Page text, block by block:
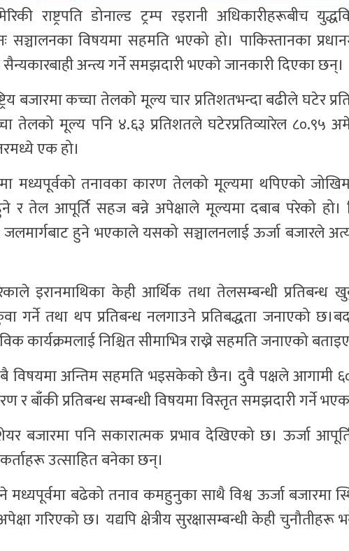
राष्ट्रपति डोनाल्ड ट्रम्प रइरानी अधिकारीहरूबीच
सञ्चालनका विषयमा सहमति भएको हो। पाकिस्तानका
अन्त्य गर्ने समझदारी भएको जानकारी दिएका छन्।
बजारमा कच्चा तेलको मूल्य चार प्रतिशतभन्दा बढीले घटेर
मूल्य पनि ४.६३ प्रतिशतले घटेरप्रतिव्यारेल ८०.९५
एक हो।
मध्यपूर्वको तनावका कारण तेलको मूल्यमा थपिएको
र तेल आपूर्ति सहज बन्ने अपेक्षाले मूल्यमा दबाब परेको हो।
जलमार्गबाट हुने भएकाले यसको सञ्चालनलाई ऊर्जा बजारले
इरानमाथिका केही आर्थिक तथा तेलसम्बन्धी प्रतिबन्ध
गर्ने तथा थप प्रतिबन्ध नलगाउने प्रतिबद्धता जनाएको
निश्चित सीमाभित्र राख्ने सहमति जनाएको
विषयमा अन्तिम सहमति भइसकेको छैन। दुवै पक्षले आगामी
र बाँकी प्रतिबन्ध सम्बन्धी विषयमा विस्तृत समझदारी गर्ने
बजारमा पनि सकारात्मक प्रभाव देखिएको छ। ऊर्जा
उत्साहित बनेका छन्।
मध्यपूर्वमा बढेको तनाव कमहुनुका साथै विश्व ऊर्जा बजारमा
अपेक्षा गरिएको छ। यद्यपि क्षेत्रीय सुरक्षासम्बन्धी केही